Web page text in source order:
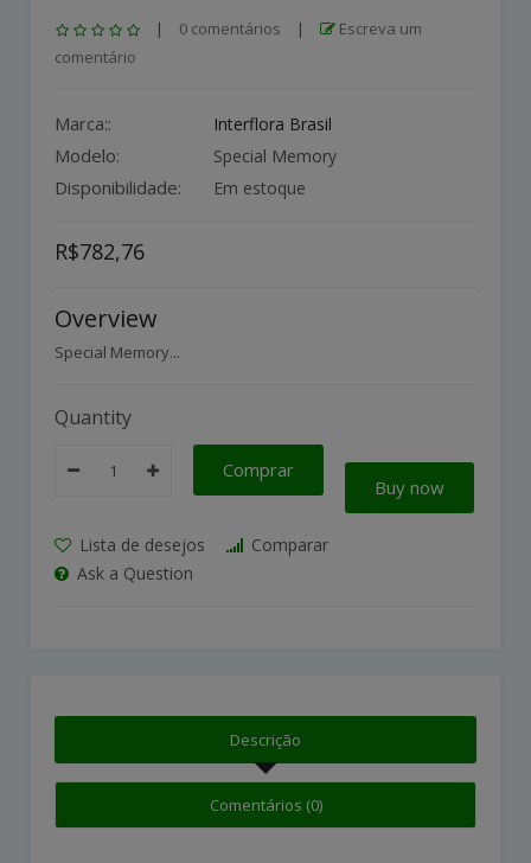
| 0 comentários |
Escreva um
comentário
Marca:: Interflora Brasil
Modelo: Special Memory
Disponibilidade: Em estoque
R$782,76
Overview
Special Memory...
Quantity
Comprar
Buy now
Lista de desejos
Comparar
Ask a Question
Descrição
Comentários (0)